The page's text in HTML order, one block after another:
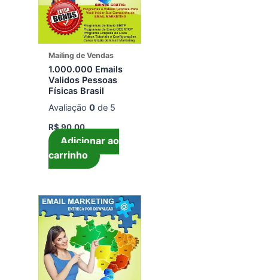
Mailing de Vendas
1.000.000 Emails
Validos Pessoas
Físicas Brasil
Avaliação0 de 5
R$90,00
Adicionar ao
carrinho